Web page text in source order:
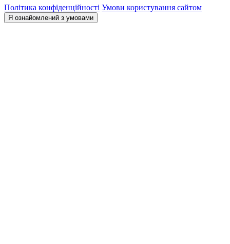
Політика конфіденційності Умови користування сайтом
Я ознайомлений з умовами